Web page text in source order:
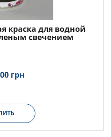
краска для водной
свечением
грн